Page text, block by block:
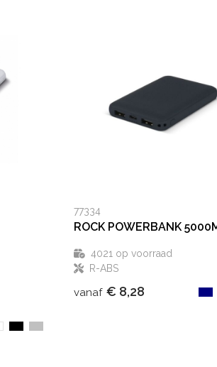
77334
ROCK POWERBANK
4021op voorraad
R-ABS
vanaf € 8,28